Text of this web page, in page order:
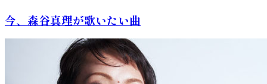
今、森谷真理が歌いたい曲